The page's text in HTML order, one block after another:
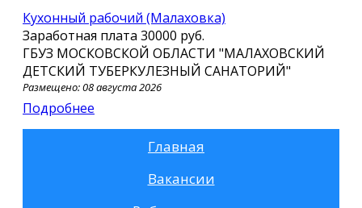
Кухонный рабочий (Малаховка)
Заработная плата 30000 руб.
ГБУЗ МОСКОВСКОЙ ОБЛАСТИ "МАЛАХОВСКИЙ
ДЕТСКИЙ ТУБЕРКУЛЕЗНЫЙ САНАТОРИЙ"
Размещено: 08 августа 2026
Подробнее
Главная
Вакансии